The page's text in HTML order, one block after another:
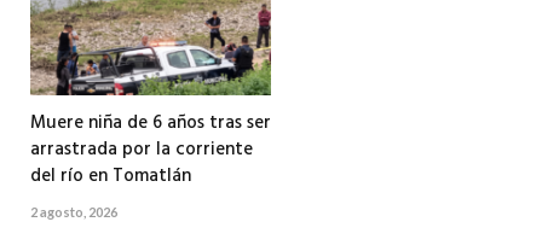
Muere niña de 6 años tras ser
arrastrada por la corriente
del río en Tomatlán
2 agosto, 2026